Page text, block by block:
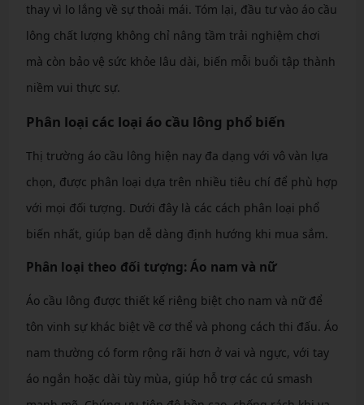
thay vì lo lắng về sự thoải mái. Tóm lại, đầu tư vào áo cầu
lông chất lượng không chỉ nâng tầm trải nghiệm chơi
mà còn bảo vệ sức khỏe lâu dài, biến mỗi buổi tập thành
niềm vui thực sự.
Phân loại các loại áo cầu lông phổ biến
Thị trường áo cầu lông hiện nay đa dạng với vô vàn lựa
chọn, được phân loại dựa trên nhiều tiêu chí để phù hợp
với mọi đối tượng. Dưới đây là các cách phân loại phổ
biến nhất, giúp bạn dễ dàng định hướng khi mua sắm.
Phân loại theo đối tượng: Áo nam và nữ
Áo cầu lông được thiết kế riêng biệt cho nam và nữ để
tôn vinh sự khác biệt về cơ thể và phong cách thi đấu. Áo
nam thường có form rộng rãi hơn ở vai và ngực, với tay
áo ngắn hoặc dài tùy mùa, giúp hỗ trợ các cú smash